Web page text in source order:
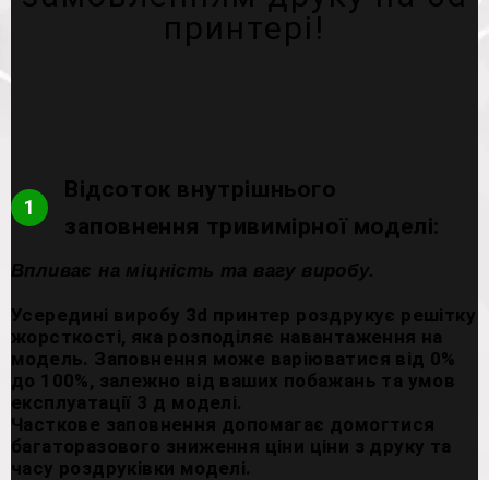
принтері!
1
Відсоток внутрішнього
заповнення тривимірної моделі:
Впливає на міцність та вагу виробу.
Усередині виробу 3d принтер роздрукує решітку
жорсткості, яка розподіляє навантаження на
модель. Заповнення може варіюватися від 0%
до 100%, залежно від ваших побажань та умов
експлуатації 3 д моделі.
Часткове заповнення допомагає домогтися
багаторазового зниження ціни ціни з друку та
часу роздруківки моделі.